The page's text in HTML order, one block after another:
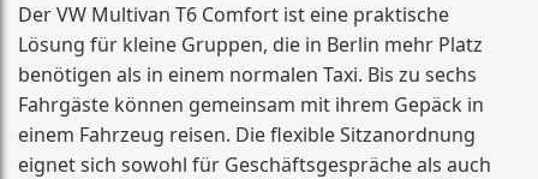
Der VW Multivan T6 Comfort ist eine praktische
Lösung für kleine Gruppen, die in Berlin mehr Platz
benötigen als in einem normalen Taxi. Bis zu sechs
Fahrgäste können gemeinsam mit ihrem Gepäck in
einem Fahrzeug reisen. Die flexible Sitzanordnung
eignet sich sowohl für Geschäftsgespräche als auch